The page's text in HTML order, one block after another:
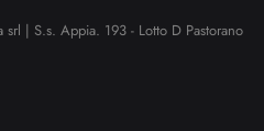
| S.s. Appia. 193 - Lotto D Pastorano